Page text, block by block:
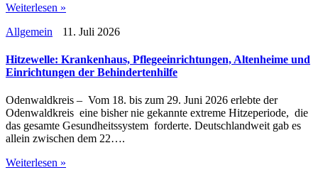
Weiterlesen »
Allgemein
11. Juli 2026
Hitzewelle: Krankenhaus, Pflegeeinrichtungen, Altenheime und
Einrichtungen der Behindertenhilfe
Odenwaldkreis – Vom 18. bis zum 29. Juni 2026 erlebte der
Odenwaldkreis eine bisher nie gekannte extreme Hitzeperiode, die
das gesamte Gesundheitssystem forderte. Deutschlandweit gab es
allein zwischen dem 22….
Weiterlesen »